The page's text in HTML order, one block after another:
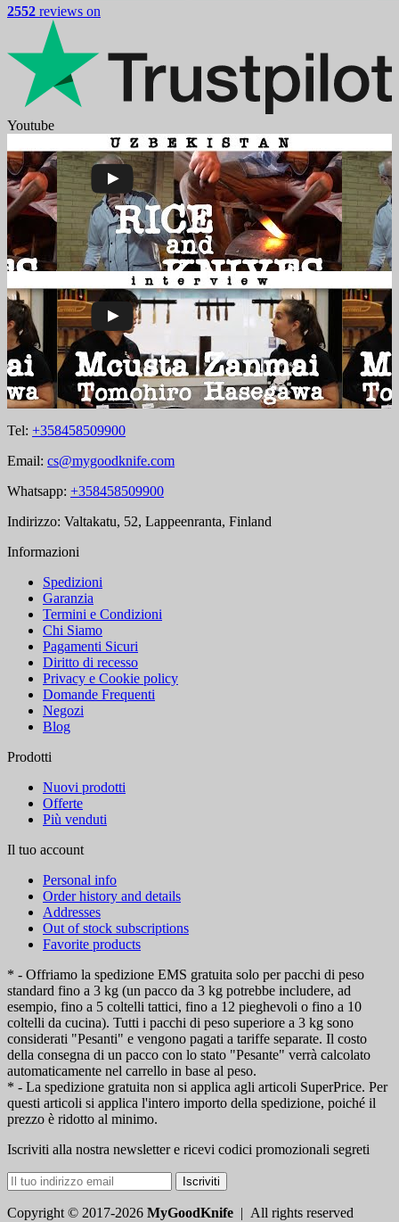
2552 reviews on
Youtube
Tel: +358458509900
Email: cs@mygoodknife.com
Whatsapp: +358458509900
Indirizzo: Valtakatu, 52, Lappeenranta, Finland
Informazioni
Spedizioni
Garanzia
Termini e Condizioni
Chi Siamo
Pagamenti Sicuri
Diritto di recesso
Privacy e Cookie policy
Domande Frequenti
Negozi
Blog
Prodotti
Nuovi prodotti
Offerte
Più venduti
Il tuo account
Personal info
Order history and details
Addresses
Out of stock subscriptions
Favorite products
* - Offriamo la spedizione EMS gratuita solo per pacchi di peso
standard fino a 3 kg (un pacco da 3 kg potrebbe includere, ad
esempio, fino a 5 coltelli tattici, fino a 12 pieghevoli o fino a 10
coltelli da cucina). Tutti i pacchi di peso superiore a 3 kg sono
considerati "Pesanti" e vengono pagati a tariffe separate. Il costo
della consegna di un pacco con lo stato "Pesante" verrà calcolato
automaticamente nel carrello in base al peso.
* - La spedizione gratuita non si applica agli articoli SuperPrice. Per
questi articoli si applica l'intero importo della spedizione, poiché il
prezzo è ridotto al minimo.
Iscriviti alla nostra newsletter e ricevi codici promozionali segreti
Iscriviti
Copyright © 2017-2026 MyGoodKnife | All rights reserved